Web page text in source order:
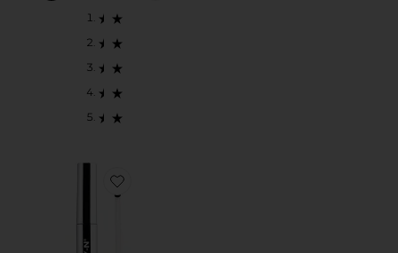
Favorite SACHEU LIP LINER STAY-N リップライナー